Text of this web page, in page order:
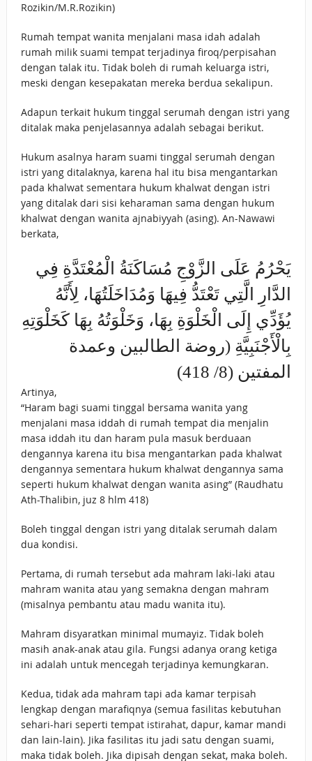
Rozikin/M.R.Rozikin)
Rumah tempat wanita menjalani masa idah adalah
rumah milik suami tempat terjadinya firoq/perpisahan
dengan talak itu. Tidak boleh di rumah keluarga istri,
meski dengan kesepakatan mereka berdua sekalipun.
Adapun terkait hukum tinggal serumah dengan istri yang
ditalak maka penjelasannya adalah sebagai berikut.
Hukum asalnya haram suami tinggal serumah dengan
istri yang ditalaknya, karena hal itu bisa mengantarkan
pada khalwat sementara hukum khalwat dengan istri
yang ditalak dari sisi keharaman sama dengan hukum
khalwat dengan wanita ajnabiyyah (asing). An-Nawawi
berkata,
يَحْرُمُ عَلَى الزَّوْجِ مُسَاكَنَةُ الْمُعْتَدَّةِ فِي
الدَّارِ الَّتِي تَعْتَدُّ فِيهَا وَمُدَاخَلَتُهَا، لِأَنَّهُ
يُؤَدِّي إِلَى الْخَلْوَةِ بِهَا، وَخَلْوَتُهُ بِهَا كَخَلْوَتِهِ
بِالْأَجْنَبِيَّةِ (روضة الطالبين وعمدة
المفتين (8/ 418)
Artinya,
“Haram bagi suami tinggal bersama wanita yang
menjalani masa iddah di rumah tempat dia menjalin
masa iddah itu dan haram pula masuk berduaan
dengannya karena itu bisa mengantarkan pada khalwat
dengannya sementara hukum khalwat dengannya sama
seperti hukum khalwat dengan wanita asing” (Raudhatu
Ath-Thalibin, juz 8 hlm 418)
Boleh tinggal dengan istri yang ditalak serumah dalam
dua kondisi.
Pertama, di rumah tersebut ada mahram laki-laki atau
mahram wanita atau yang semakna dengan mahram
(misalnya pembantu atau madu wanita itu).
Mahram disyaratkan minimal mumayiz. Tidak boleh
masih anak-anak atau gila. Fungsi adanya orang ketiga
ini adalah untuk mencegah terjadinya kemungkaran.
Kedua, tidak ada mahram tapi ada kamar terpisah
lengkap dengan marafiqnya (semua fasilitas kebutuhan
sehari-hari seperti tempat istirahat, dapur, kamar mandi
dan lain-lain). Jika fasilitas itu jadi satu dengan suami,
maka tidak boleh. Jika dipisah dengan sekat, maka boleh.